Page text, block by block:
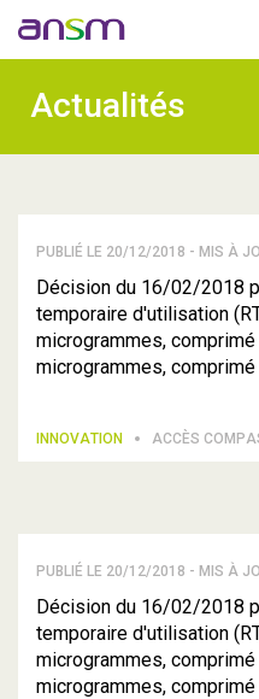
Actualités
PUBLIÉ LE 20/12/2018 - MIS À
Décision du 16/02/2018
temporaire d'utilisation
microgrammes,
microgrammes,
INNOVATION ACCÈS
PUBLIÉ LE 20/12/2018 - MIS À
Décision du 16/02/2018
temporaire d'utilisation
microgrammes,
microgrammes,